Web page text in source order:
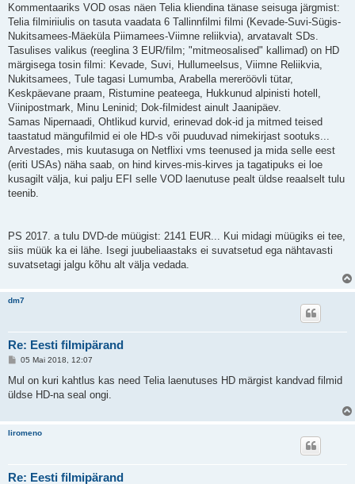
Kommentaariks VOD osas näen Telia kliendina tänase seisuga järgmist:
Telia filmiriiulis on tasuta vaadata 6 Tallinnfilmi filmi (Kevade-Suvi-Sügis-
Nukitsamees-Mäeküla Piimamees-Viimne reliikvia), arvatavalt SDs.
Tasulises valikus (reeglina 3 EUR/film; "mitmeosalised" kallimad) on HD
märgisega tosin filmi: Kevade, Suvi, Hullumeelsus, Viimne Reliikvia,
Nukitsamees, Tule tagasi Lumumba, Arabella mereröövli tütar,
Keskpäevane praam, Ristumine peateega, Hukkunud alpinisti hotell,
Viinipostmark, Minu Leninid; Dok-filmidest ainult Jaanipäev.
Samas Nipernaadi, Ohtlikud kurvid, erinevad dok-id ja mitmed teised
taastatud mängufilmid ei ole HD-s või puuduvad nimekirjast sootuks...
Arvestades, mis kuutasuga on Netflixi vms teenused ja mida selle eest
(eriti USAs) näha saab, on hind kirves-mis-kirves ja tagatipuks ei loe
kusagilt välja, kui palju EFI selle VOD laenutuse pealt üldse reaalselt tulu
teenib.
PS 2017. a tulu DVD-de müügist: 2141 EUR... Kui midagi müügiks ei tee,
siis müük ka ei lähe. Isegi juubeliaastaks ei suvatsetud ega nähtavasti
suvatsetagi jalgu kõhu alt välja vedada.
dm7
Re: Eesti filmipärand
P
s
i
05 Mai 2018, 12:07
Mul on kuri kahtlus kas need Telia laenutuses HD märgist kandvad filmid
üldse HD-na seal ongi.
liromeno
Re: Eesti filmipärand